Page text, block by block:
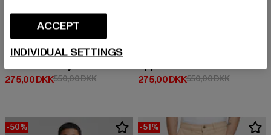
ZOO YORK
Zoo York Scary Hoodie
275,00 DKK
Nuværende pris: 275,00 DKK
550,00 DKKKampagnepris: 550,00 DKK
Apple
275,00 DKK
Nuværende pris: 275,00 DKK
550,00 DKK
-50% -51%
ACCEPT
INDIVIDUAL SETTINGS